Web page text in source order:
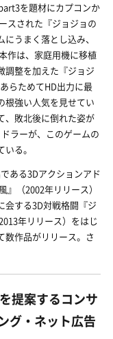
を題材にカプコンか
スされた『ジョジョの
うまく落とし込み、
作は、家庭用機に移植
調整を加えた『ジョジ
らためてHD出力に最
根強い人気を見せてい
、敗北後に倒れた姿が
ラーが、このゲームの
る。
ある3Dアクションアド
（2002年リリース）
会する3D対戦格闘『ジ
年リリース）をはじ
数作品がリリース。さ
提案するコンサ
グ・ネット広告